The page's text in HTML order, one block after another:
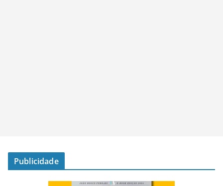
Publicidade